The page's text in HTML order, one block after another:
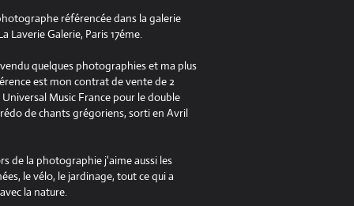
référencée dans la galerie
Laverie Galerie, Paris 17éme.
quelques photographies et ma plus
est mon contrat de vente de 2
Universal Music France pour le double
de chants grégoriens, sorti en Avril
de la photographie j'aime aussi les
le vélo, le jardinage, tout ce qui a
la nature.